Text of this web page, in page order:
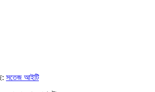
সতেজ আইটি